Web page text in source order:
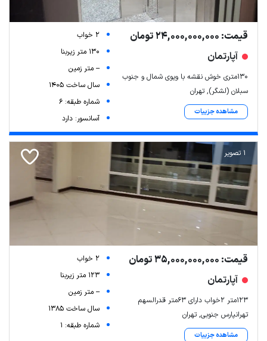
قیمت: 24,000,000,000 تومان
آپارتمان
۱۳۰متری خوش نقشه با ویوی شمال و جنوب
سبلان (لشگر), تهران
مشاهده جزییات
2 خواب
130 متر زیربنا
-- متر زمین
سال ساخت 1405
شماره طبقه: 6
آسانسور: دارد
1 تصویر
قیمت: 35,000,000,000 تومان
آپارتمان
123متر 2خواب دارای 63متر قدرالسهم
تهرانپارس جنوبی, تهران
مشاهده جزییات
2 خواب
123 متر زیربنا
-- متر زمین
سال ساخت 1385
شماره طبقه: 1